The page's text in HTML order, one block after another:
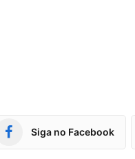
Siga no Facebook